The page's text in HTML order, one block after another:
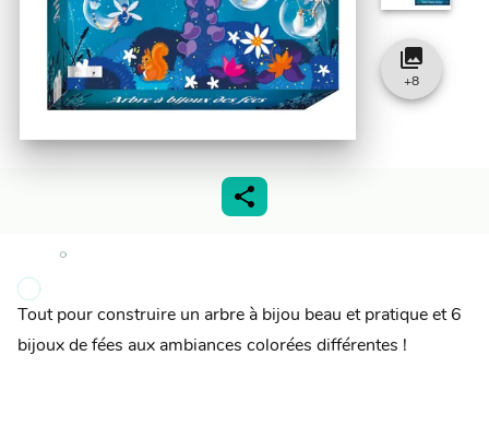
Tout pour construire un arbre à bijou beau et pratique et 6
bijoux de fées aux ambiances colorées différentes !
collections
+8